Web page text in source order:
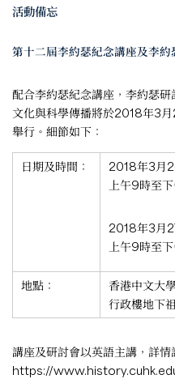
活動備忘
第十二屆李約瑟紀念講座及李約
配合李約瑟紀念講座，李約瑟
文化與科學傳播將於2018年3
舉行。細節如下：
日期及時間：
2018年3月
上午9時至
2018年3月
上午9時至
地點：
香港中文大學
行政樓地下
講座及研討會以英語主講，詳情
https://